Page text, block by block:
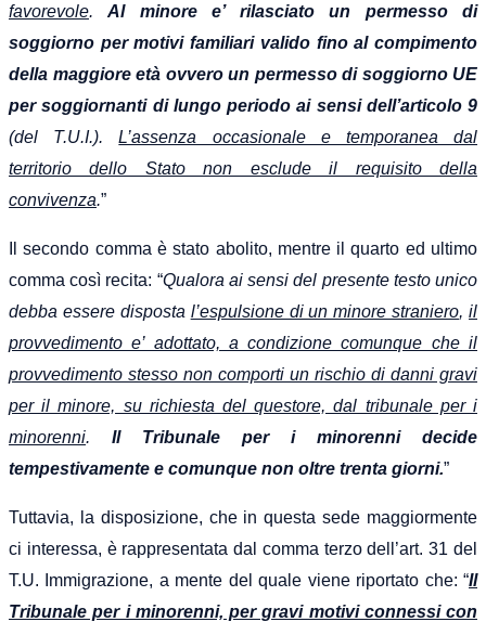
favorevole.Al minore e’ rilasciato un permesso di
soggiorno per motivi familiari valido fino al compimento
della maggiore età ovvero un permesso di soggiorno UE
per soggiornanti di lungo periodo ai sensi dell’articolo 9
(del T.U.I.).L’assenza occasionale e temporanea dal
territorio dello Stato non esclude il requisito della
convivenza.”
Il secondo comma è stato abolito, mentre il quarto ed ultimo
comma così recita: “Qualora ai sensi del presente testo unico
debba essere disposta l’espulsione di un minore straniero, il
provvedimento e’ adottato, a condizione comunque che il
provvedimento stesso non comporti un rischio di danni gravi
per il minore, su richiesta del questore, dal tribunale per i
minorenni. Il Tribunale per i minorenni decide
tempestivamente e comunque non oltre trenta giorni.”
Tuttavia, la disposizione, che in questa sede maggiormente
ci interessa, è rappresentata dal comma terzo dell’art. 31 del
T.U. Immigrazione, a mente del quale viene riportato che: “Il
Tribunale per i minorenni, per gravi motivi connessi con